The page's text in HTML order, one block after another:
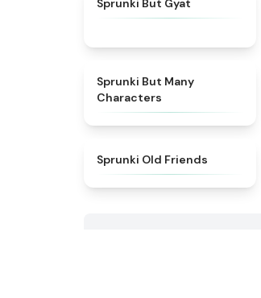
Sprunki But Gyat
Sprunki But Many
Characters
Sprunki Old Friends